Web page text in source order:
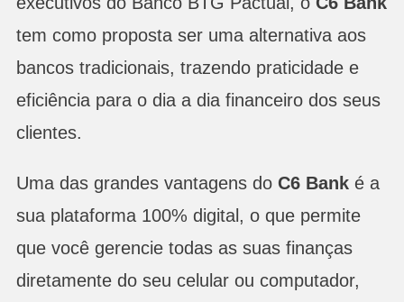
tem como proposta ser uma alternativa aos
bancos tradicionais, trazendo praticidade e
eficiência para o dia a dia financeiro dos seus
clientes.
Uma das grandes vantagens do C6 Bank é a
sua plataforma 100% digital, o que permite
que você gerencie todas as suas finanças
diretamente do seu celular ou computador,